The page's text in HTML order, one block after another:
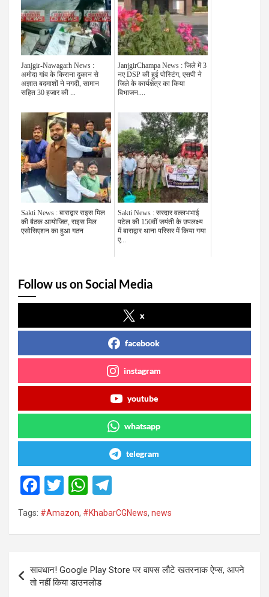
Janjgir-Nawagarh News :
अमोदा गांव के किराना दुकान से
अज्ञात बदमाशों ने नगदी, सामान
सहित 30 हजार की ...
JanjgirChampa News : जिले में 3
नए DSP की हुई पोस्टिंग, एसपी ने
जिले के कार्यक्षेत्र का किया
विभाजन....
Sakti News : बाराद्वार राइस मिल
की बैठक आयोजित, राइस मिल
एसोसिएशन का हुआ गठन
Sakti News : सरदार वल्लभभाई
पटेल की 150वीं जयंती के उपलक्ष्य
में बाराद्वार थाना परिसर में किया गया
ए...
Follow us on Social Media
x
facebook
instagram
youtube
whatsapp
telegram
F
a
ce
o
o
T
tt
W
h
at
A
p
el
e
a
Tags: #Amazon, #KhabarCGNews, news
navigation
सावधान! Google Play Store पर वापस लौटे खतरनाक ऐप्स, आपने
तो नहीं किया डाउनलोड